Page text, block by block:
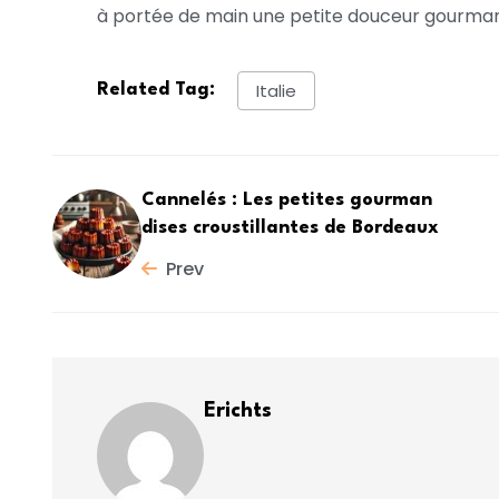
à portée de main une petite douceur
Related Tag: Italie
Cannelés : Les petites gourman
dises croustillantes de Bordeaux
Prev
Erichts